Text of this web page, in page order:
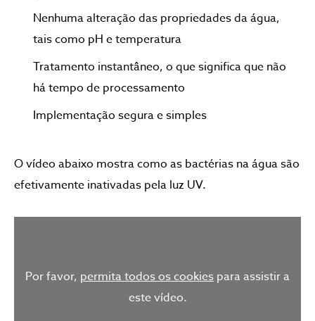
Nenhuma alteração das propriedades da água,
tais como pH e temperatura
Tratamento instantâneo, o que significa que não
há tempo de processamento
Implementação segura e simples
O vídeo abaixo mostra como as bactérias na água são
efetivamente inativadas pela luz UV.
Por favor, permita todos os cookies para assistir a
este vídeo.